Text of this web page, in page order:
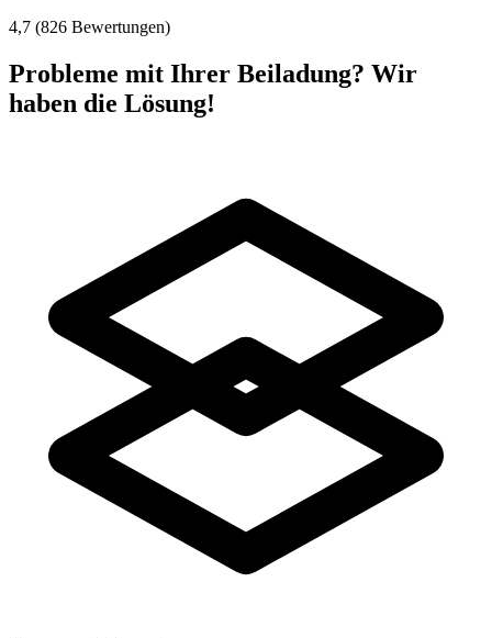
4,7 (826 Bewertungen)
Probleme mit Ihrer Beiladung? Wir
haben die Lösung!